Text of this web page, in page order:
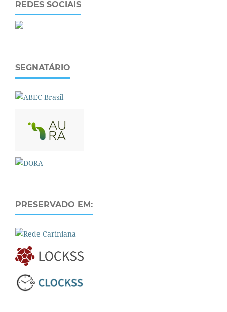
REDES SOCIAIS
SEGNATÁRIO
PRESERVADO EM: